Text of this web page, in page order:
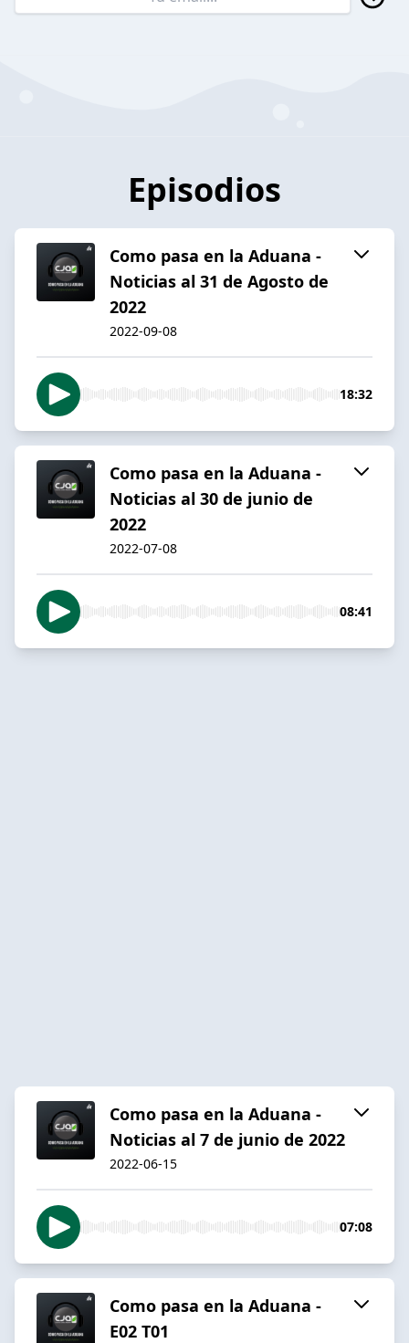
Episodios
Como pasa en la Aduana -
Noticias al 31 de Agosto de
2022
2022-09-08
18:32
Como pasa en la Aduana -
Noticias al 30 de junio de
2022
2022-07-08
08:41
Como pasa en la Aduana -
Noticias al 7 de junio de 2022
2022-06-15
07:08
Como pasa en la Aduana -
E02 T01